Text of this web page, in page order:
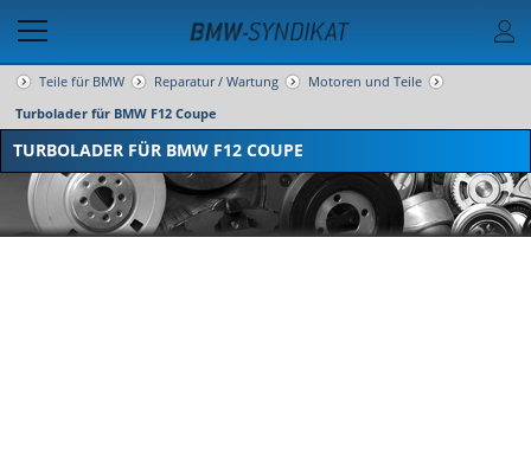
Teile für BMW Reparatur / Wartung
Motoren und Teile
Turbolader für BMW F12 Coupe
TURBOLADER FÜR BMW F12 COUPE